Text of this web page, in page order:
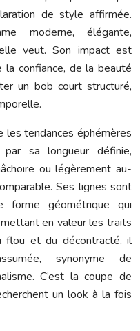
de style affirmée.
moderne, élégante,
veut. Son impact est
la confiance, de la beauté
un bob court structuré,
les tendances éphémères
sa longueur définie,
ou légèrement au-
Ses lignes sont
forme géométrique qui
en valeur les traits
flou et du décontracté, il
synonyme de
C’est la coupe de
un look à la fois